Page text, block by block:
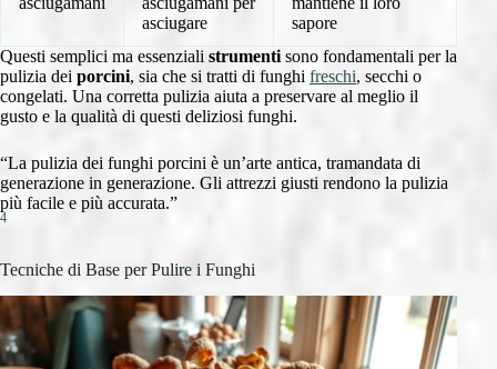
asciugare
sapore
Questi semplici ma essenziali strumenti sono fondamentali per la
pulizia dei porcini, sia che si tratti di funghi freschi, secchi o
congelati. Una corretta pulizia aiuta a preservare al meglio il
gusto e la qualità di questi deliziosi funghi.
“La pulizia dei funghi porcini è un’arte antica, tramandata di
generazione in generazione. Gli attrezzi giusti rendono la pulizia
più facile e più accurata.”
4
Tecniche di Base per Pulire i Funghi